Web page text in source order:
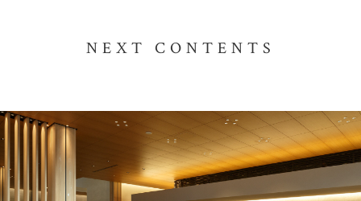
NEXT CONTENTS